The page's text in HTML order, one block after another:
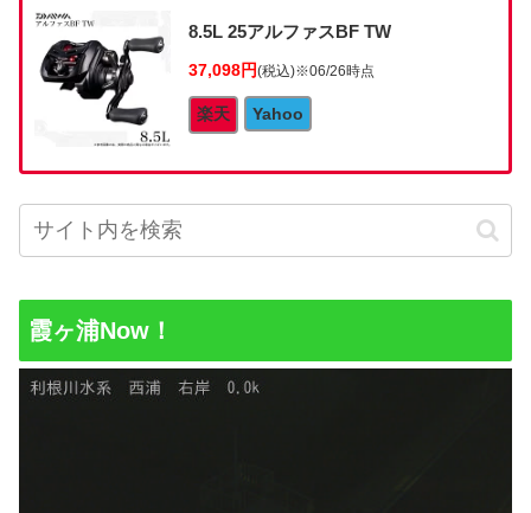
8.5L 25アルファスBF TW
37,098円(税込)※06/26時点
楽天 Yahoo
霞ヶ浦Now！